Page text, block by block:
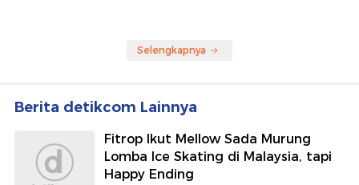
Selengkapnya
Berita detikcom Lainnya
Fitrop Ikut Mellow Sada Murung
Lomba Ice Skating di Malaysia, tapi
Happy Ending